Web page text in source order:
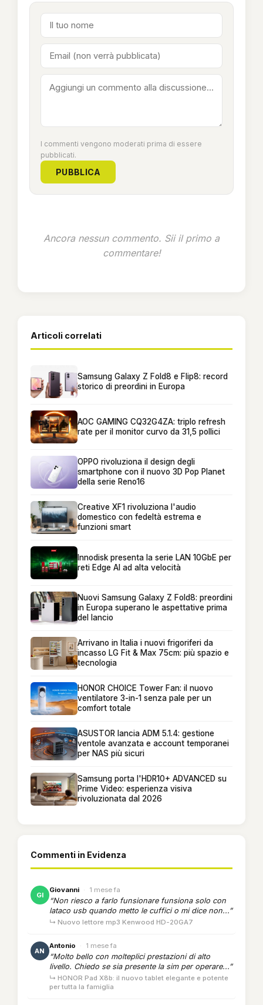
I commenti vengono moderati prima di essere
pubblicati.
PUBBLICA
Ancora nessun commento. Sii il primo a
commentare!
Articoli correlati
Samsung Galaxy Z Fold8 e Flip8: record
storico di preordini in Europa
AOC GAMING CQ32G4ZA: triplo refresh
rate per il monitor curvo da 31,5 pollici
OPPO rivoluziona il design degli
smartphone con il nuovo 3D Pop Planet
della serie Reno16
Creative XF1 rivoluziona l'audio
domestico con fedeltà estrema e
funzioni smart
Innodisk presenta la serie LAN 10GbE per
reti Edge AI ad alta velocità
Nuovi Samsung Galaxy Z Fold8: preordini
in Europa superano le aspettative prima
del lancio
Arrivano in Italia i nuovi frigoriferi da
incasso LG Fit & Max 75cm: più spazio e
tecnologia
HONOR CHOICE Tower Fan: il nuovo
ventilatore 3-in-1 senza pale per un
comfort totale
ASUSTOR lancia ADM 5.1.4: gestione
ventole avanzata e account temporanei
per NAS più sicuri
Samsung porta l'HDR10+ ADVANCED su
Prime Video: esperienza visiva
rivoluzionata dal 2026
Commenti in Evidenza
GI
Giovanni · 1 mese fa
“Non riesco a farlo funsionare funsiona solo con
lataco usb quando metto le cuffici o mi dice non...”
↳ Nuovo lettore mp3 Kenwood HD-20GA7
AN
Antonio · 1 mese fa
“Molto bello con molteplici prestazioni di alto
livello. Chiedo se sia presente la sim per operare...”
↳ HONOR Pad X8b: il nuovo tablet elegante e potente
per tutta la famiglia